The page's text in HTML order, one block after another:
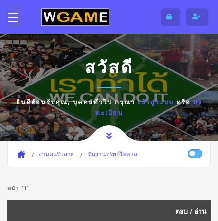
สวัสดี
ยินดีต้อนรับคุณ,บุคคลทั่วไปกรุณาเข้าสู่ระบบหรือลง
ทะเบียน
งานคนรับสาย ทีมงานทรัพย์ไพศาล
หน้า: [1]
ตอบ / อ่าน